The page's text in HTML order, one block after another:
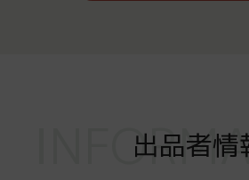
出品者情